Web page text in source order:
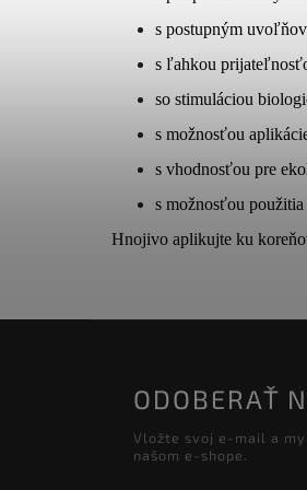
s postupným
s ľahkou
so stimuláciou
s možnosťou
s vhodnosťou pre
s možnosťou
Hnojivo aplikujte ku
ODOBERAŤ
Vložte svoj e-mail a
našom e-shope.